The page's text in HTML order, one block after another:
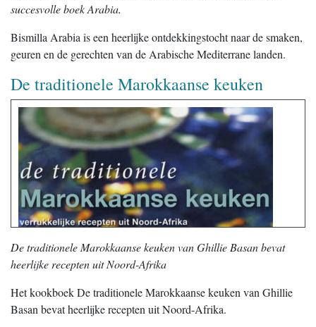
succesvolle boek Arabia.
Bismilla Arabia is een heerlijke ontdekkingstocht naar de smaken,
geuren en de gerechten van de Arabische Mediterrane landen.
De traditionele Marokkaanse keuken
De traditionele Marokkaanse keuken van Ghillie Basan bevat
heerlijke recepten uit Noord-Afrika
Het kookboek De traditionele Marokkaanse keuken van Ghillie
Basan bevat heerlijke recepten uit Noord-Afrika.